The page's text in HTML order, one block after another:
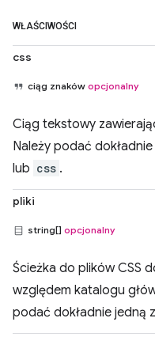
WŁAŚCIWOŚCI
css
ciąg znaków opcjonalny
Ciąg tekstowy
Należy podać
lub css .
pliki
string[] opcjonalny
Ścieżka do plików CSS
względem katalogu
podać dokładnie jedną